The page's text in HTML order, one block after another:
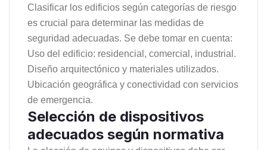
Clasificar los edificios según categorías de riesgo
es crucial para determinar las medidas de
seguridad adecuadas. Se debe tomar en cuenta:
Uso del edificio: residencial, comercial, industrial.
Diseño arquitectónico y materiales utilizados.
Ubicación geográfica y conectividad con servicios
de emergencia.
Selección de dispositivos
adecuados según normativa